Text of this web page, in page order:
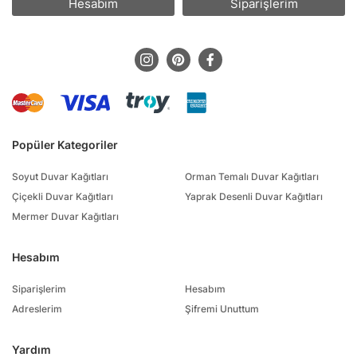
Popüler Kategoriler
Soyut Duvar Kağıtları
Çiçekli Duvar Kağıtları
Mermer Duvar Kağıtları
Orman Temalı Duvar Kağıtları
Yaprak Desenli Duvar Kağıtları
Hesabım
Siparişlerim
Adreslerim
Hesabım
Şifremi Unuttum
Yardım
Hesabım Siparişlerim